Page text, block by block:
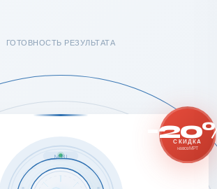
ГОТОВНОСТЬ РЕЗУЛЬТАТА
- СКИДКА
на все МРТ
MRI